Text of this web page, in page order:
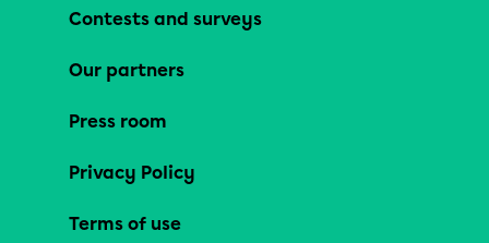
Contests and surveys
Our partners
Press room
Privacy Policy
Terms of use